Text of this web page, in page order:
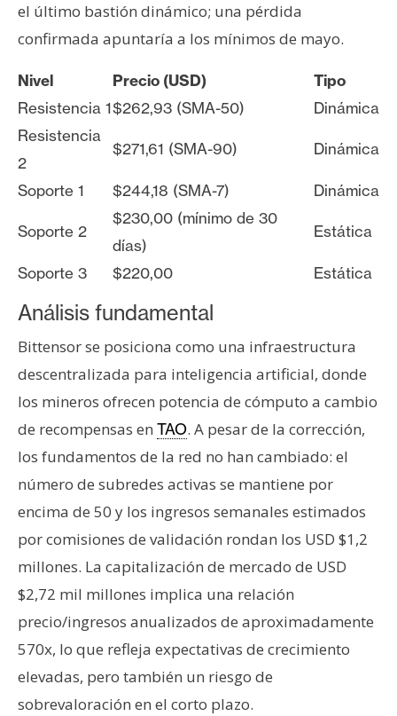
el último bastión dinámico; una pérdida
confirmada apuntaría a los mínimos de mayo.
Nivel Precio (USD)
Tipo
Resistencia 1$262,93 (SMA-50)
Dinámica
Resistencia
2
$271,61 (SMA-90) Dinámica
Soporte 1 $244,18 (SMA-7) Dinámica
Soporte 2
$230,00 (mínimo de 30
días)
Estática
Soporte 3 $220,00 Estática
Análisis fundamental
Bittensor se posiciona como una infraestructura
descentralizada para inteligencia artificial, donde
los mineros ofrecen potencia de cómputo a cambio
de recompensas en TAO. A pesar de la corrección,
los fundamentos de la red no han cambiado: el
número de subredes activas se mantiene por
encima de 50 y los ingresos semanales estimados
por comisiones de validación rondan los USD $1,2
millones. La capitalización de mercado de USD
$2,72 mil millones implica una relación
precio/ingresos anualizados de aproximadamente
570x, lo que refleja expectativas de crecimiento
elevadas, pero también un riesgo de
sobrevaloración en el corto plazo.